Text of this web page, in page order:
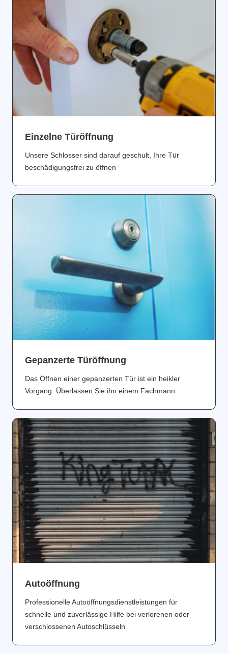
Einzelne Türöffnung
Unsere Schlosser sind darauf geschult, Ihre Tür
beschädigungsfrei zu öffnen
Gepanzerte Türöffnung
Das Öffnen einer gepanzerten Tür ist ein heikler
Vorgang. Überlassen Sie ihn einem Fachmann
Аutoöffnung
Professionelle Autoöffnungsdienstleistungen für
schnelle und zuverlässige Hilfe bei verlorenen oder
verschlossenen Autoschlüsseln